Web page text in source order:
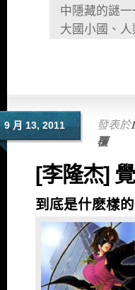
中隱藏的謎
大國小國、
9 月 13, 2011 發表於
覆
[李隆杰]
到底是什麽樣